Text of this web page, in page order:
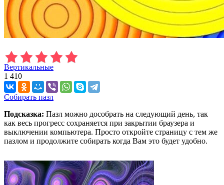
Вертикальные
1 410
Собирать пазл
Подсказка: Пазл можно дособрать на следующий день, так
как весь прогресс сохраняется при закрытии браузера и
выключении компьютера. Просто откройте страницу с тем же
пазлом и продолжите собирать когда Вам это будет удобно.